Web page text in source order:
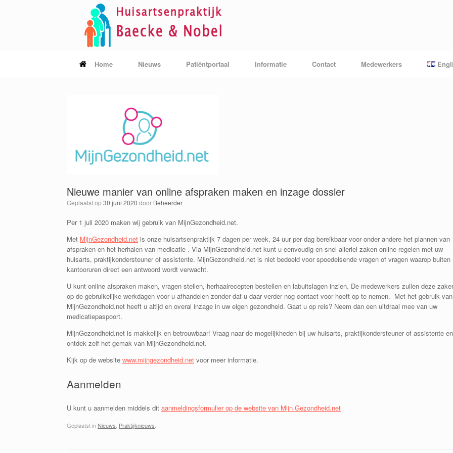
Home Nieuws Patiëntportaal Informatie Contact Medewerkers
Nieuwe manier van online afspraken maken en inzage dossier
Geplaatst op30 juni 2020 door Beheerder
Per 1 juli 2020 maken wij gebruik van MijnGezondheid.net.
Met MijnGezondheid.net is onze huisartsenpraktijk 7 dagen per week, 24 uur per dag bereikbaar voor onder andere het plannen van
afspraken en het herhalen van medicatie . Via MijnGezondheid.net kunt u eenvoudig en snel allerlei zaken online regelen met uw
huisarts, praktijkondersteuner of assistente. MijnGezondheid.net is niet bedoeld voor spoedeisende vragen of vragen waarop buiten
kantooruren direct een antwoord wordt verwacht.
U kunt online afspraken maken, vragen stellen, herhaalrecepten bestellen en labuitslagen inzien. De medewerkers zullen deze
op de gebruikelijke werkdagen voor u afhandelen zonder dat u daar verder nog contact voor hoeft op te nemen. Met het gebruik van
MijnGezondheid.net heeft u altijd en overal inzage in uw eigen gezondheid. Gaat u op reis? Neem dan een uitdraai mee van uw
medicatiepaspoort.
MijnGezondheid.net is makkelijk en betrouwbaar! Vraag naar de mogelijkheden bij uw huisarts, praktijkondersteuner of assistente en
ontdek zelf het gemak van MijnGezondheid.net.
Kijk op de website www.mijngezondheid.net voor meer informatie.
Aanmelden
U kunt u aanmelden middels dit aanmeldingsformulier op de website van Mijn Gezondheid.net
Geplaatst in Nieuws Praktijknieuws